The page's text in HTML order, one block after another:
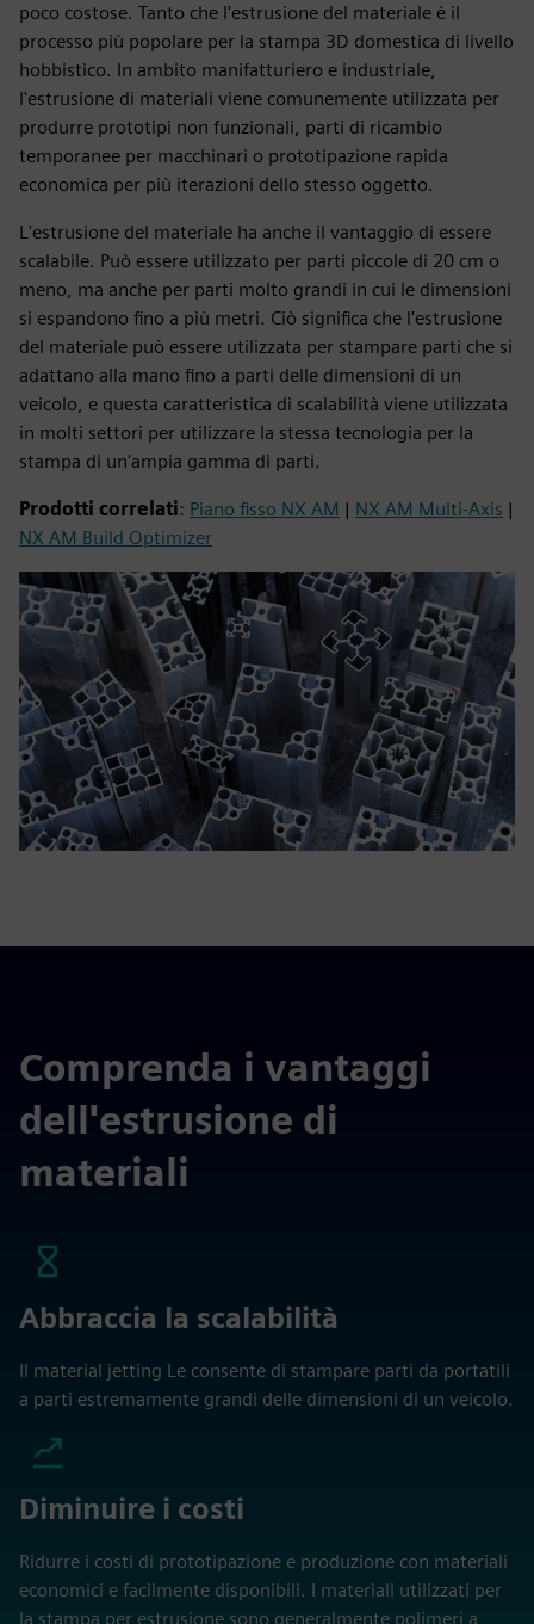
poco costose. Tanto che l'estrusione del materiale è il
processo più popolare per la stampa 3D domestica di livello
hobbistico. In ambito manifatturiero e industriale,
l'estrusione di materiali viene comunemente utilizzata per
produrre prototipi non funzionali, parti di ricambio
temporanee per macchinari o prototipazione rapida
economica per più iterazioni dello stesso oggetto.
L'estrusione del materiale ha anche il vantaggio di essere
scalabile. Può essere utilizzato per parti piccole di 20 cm o
meno, ma anche per parti molto grandi in cui le dimensioni
si espandono fino a più metri. Ciò significa che l'estrusione
del materiale può essere utilizzata per stampare parti che si
adattano alla mano fino a parti delle dimensioni di un
veicolo, e questa caratteristica di scalabilità viene utilizzata
in molti settori per utilizzare la stessa tecnologia per la
stampa di un'ampia gamma di parti.
Prodotti correlati: Piano fisso NX AM | NX AM Multi-Axis |
NX AM Build Optimizer
Comprenda i vantaggi
dell'estrusione di
materiali
Abbraccia la scalabilità
Il material jetting Le consente di stampare parti da portatili
a parti estremamente grandi delle dimensioni di un veicolo.
Diminuire i costi
Ridurre i costi di prototipazione e produzione con materiali
economici e facilmente disponibili. I materiali utilizzati per
la stampa per estrusione sono generalmente polimeri a